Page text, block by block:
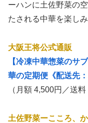
ーハンに土佐野菜の
たされる中華を楽しみ
大阪王将公式通販
【冷凍中華惣菜のサ
華の定期便《配送先
（月額 4,500円／送料
土佐野菜ーこころ、